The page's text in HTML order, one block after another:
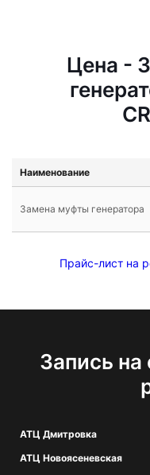
Цена -
Наименование
Замена муфты генератора
Прайс-лист на
Запись
АТЦ Дмитровка
АТЦ Новоясеневская